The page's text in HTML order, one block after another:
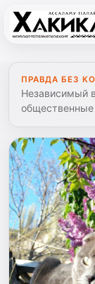
ПРАВДА БЕЗ
Независимый